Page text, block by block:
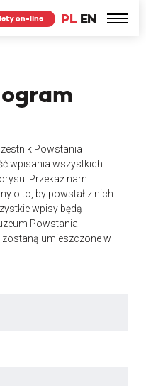
PL EN
on-line
Powstania
wpisania wszystkich
Przekaż nam
o to, by powstał z nich
wpisy będą
Powstania
umieszczone w